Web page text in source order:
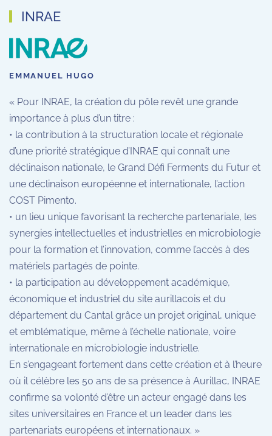
INRAE
EMMANUEL HUGO
« Pour INRAE, la création du pôle revêt une grande
importance à plus d’un titre :
• la contribution à la structuration locale et régionale
d’une priorité stratégique d’INRAE qui connaît une
déclinaison nationale, le Grand Défi Ferments du Futur et
une déclinaison européenne et internationale, l’action
COST Pimento.
• un lieu unique favorisant la recherche partenariale, les
synergies intellectuelles et industrielles en microbiologie
pour la formation et l’innovation, comme l’accès à des
matériels partagés de pointe.
• la participation au développement académique,
économique et industriel du site aurillacois et du
département du Cantal grâce un projet original, unique
et emblématique, même à l’échelle nationale, voire
internationale en microbiologie industrielle.
En s’engageant fortement dans cette création et à l’heure
où il célèbre les 50 ans de sa présence à Aurillac, INRAE
confirme sa volonté d’être un acteur engagé dans les
sites universitaires en France et un leader dans les
partenariats européens et internationaux. »